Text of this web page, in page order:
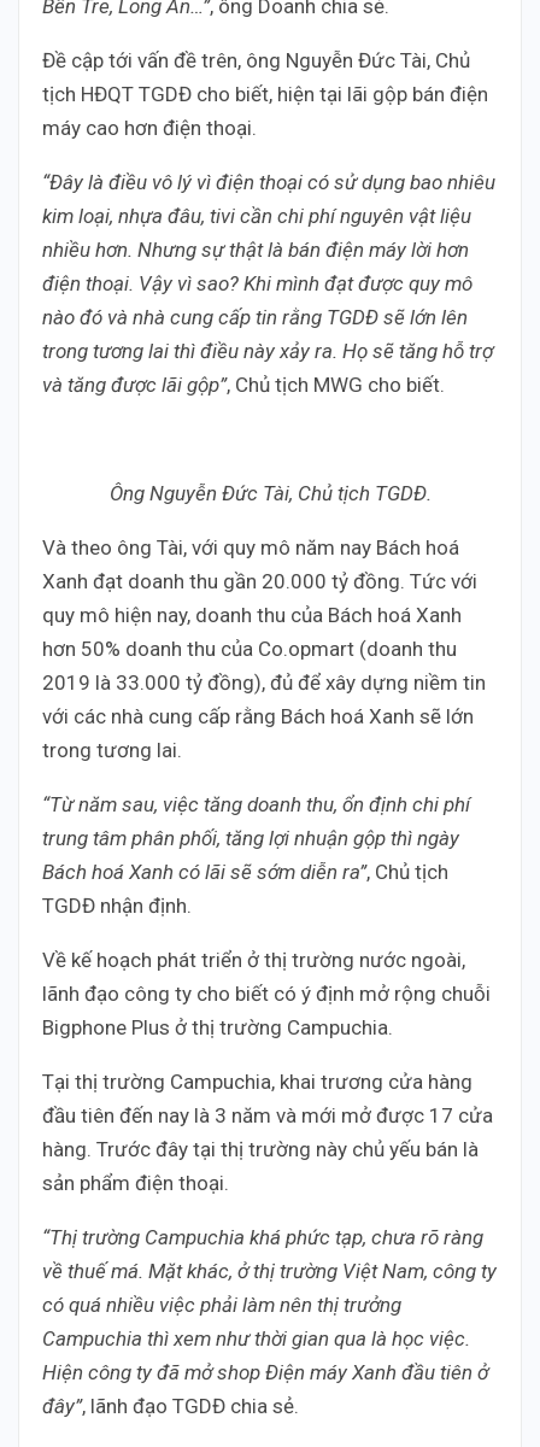
Bến Tre, Long An…”, ông Doanh chia sẻ.
Đề cập tới vấn đề trên, ông Nguyễn Đức Tài, Chủ
tịch HĐQT TGDĐ cho biết, hiện tại lãi gộp bán điện
máy cao hơn điện thoại.
“Đây là điều vô lý vì điện thoại có sử dụng bao nhiêu
kim loại, nhựa đâu, tivi cần chi phí nguyên vật liệu
nhiều hơn. Nhưng sự thật là bán điện máy lời hơn
điện thoại. Vậy vì sao? Khi mình đạt được quy mô
nào đó và nhà cung cấp tin rằng TGDĐ sẽ lớn lên
trong tương lai thì điều này xảy ra. Họ sẽ tăng hỗ trợ
và tăng được lãi gộp”, Chủ tịch MWG cho biết.
Ông Nguyễn Đức Tài, Chủ tịch TGDĐ.
Và theo ông Tài, với quy mô năm nay Bách hoá
Xanh đạt doanh thu gần 20.000 tỷ đồng. Tức với
quy mô hiện nay, doanh thu của Bách hoá Xanh
hơn 50% doanh thu của Co.opmart (doanh thu
2019 là 33.000 tỷ đồng), đủ để xây dựng niềm tin
với các nhà cung cấp rằng Bách hoá Xanh sẽ lớn
trong tương lai.
“Từ năm sau, việc tăng doanh thu, ổn định chi phí
trung tâm phân phối, tăng lợi nhuận gộp thì ngày
Bách hoá Xanh có lãi sẽ sớm diễn ra”, Chủ tịch
TGDĐ nhận định.
Về kế hoạch phát triển ở thị trường nước ngoài,
lãnh đạo công ty cho biết có ý định mở rộng chuỗi
Bigphone Plus ở thị trường Campuchia.
Tại thị trường Campuchia, khai trương cửa hàng
đầu tiên đến nay là 3 năm và mới mở được 17 cửa
hàng. Trước đây tại thị trường này chủ yếu bán là
sản phẩm điện thoại.
“Thị trường Campuchia khá phức tạp, chưa rõ ràng
về thuế má. Mặt khác, ở thị trường Việt Nam, công ty
có quá nhiều việc phải làm nên thị trưởng
Campuchia thì xem như thời gian qua là học việc.
Hiện công ty đã mở shop Điện máy Xanh đầu tiên ở
đây”, lãnh đạo TGDĐ chia sẻ.